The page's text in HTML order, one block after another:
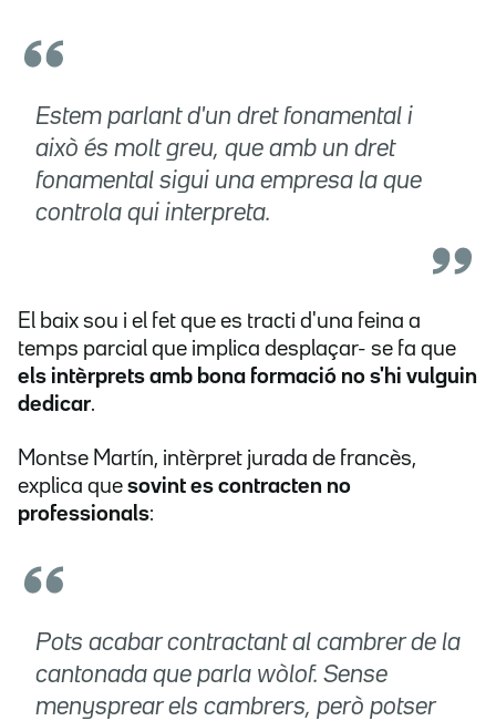
Estem parlant d'un dret fonamental i
això és molt greu, que amb un dret
fonamental sigui una empresa la que
controla qui interpreta.
El baix sou i el fet que es tracti d'una feina a
temps parcial que implica desplaçar- se fa que
els intèrprets amb bona formació no s'hi vulguin
dedicar.
Montse Martín, intèrpret jurada de francès,
explica que sovint es contracten no
professionals:
Pots acabar contractant al cambrer de la
cantonada que parla wòlof. Sense
menysprear els cambrers, però potser